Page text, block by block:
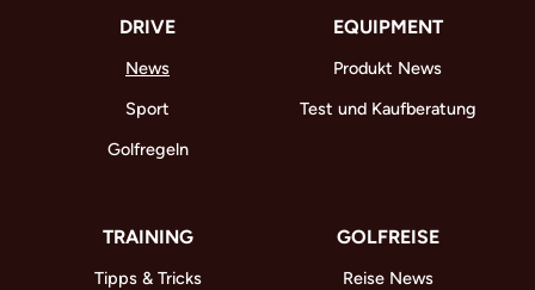
DRIVE
News
Sport
Golfregeln
EQUIPMENT
Produkt News
Test und Kaufberatung
TRAINING
Tipps & Tricks
GOLFREISE
Reise News